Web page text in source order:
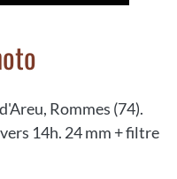
Rommes (74).
14h. 24 mm + filtre